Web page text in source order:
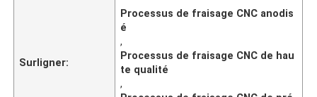
Surligner:
Processus de fraisage CNC anodis
é
,
Processus de fraisage CNC de hau
te qualité
,